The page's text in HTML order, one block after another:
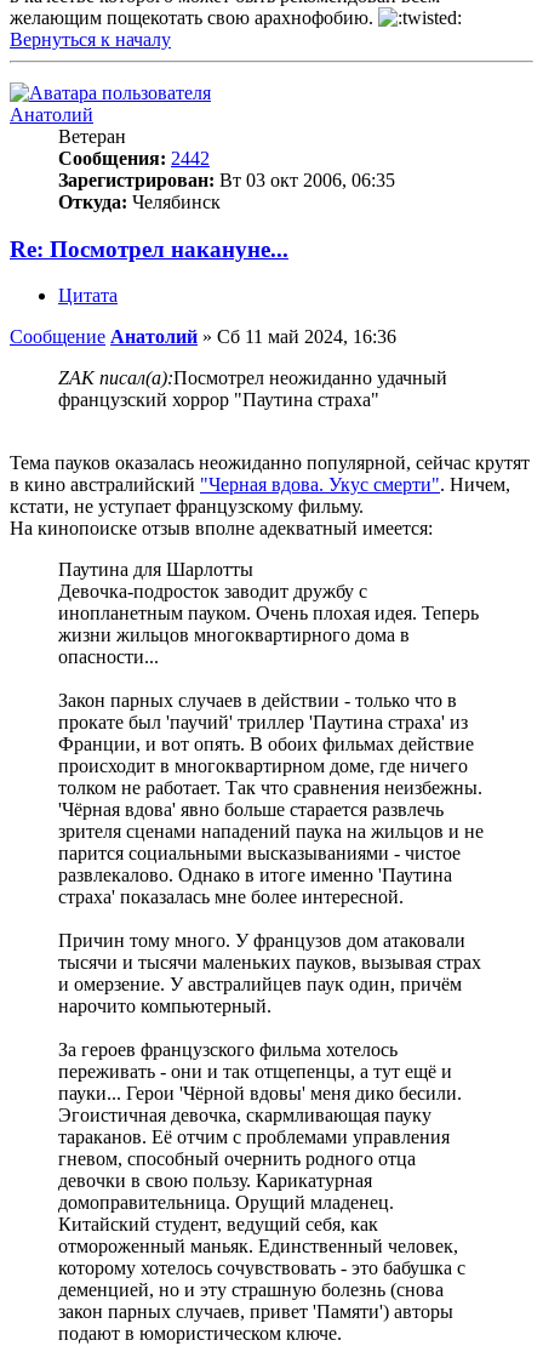
желающим пощекотать свою арахнофобию.
Вернуться к началу
Анатолий
Ветеран
Сообщения: 2442
Зарегистрирован: Вт 03 окт 2006, 06:35
Откуда: Челябинск
Re: Посмотрел накануне...
Цитата
Сообщение Анатолий » Сб 11 май 2024, 16:36
ZAK писал(а):Посмотрел неожиданно удачный
французский хоррор "Паутина страха"
Тема пауков оказалась неожиданно популярной, сейчас крутят
в кино австралийский "Черная вдова. Укус смерти". Ничем,
кстати, не уступает французскому фильму.
На кинопоиске отзыв вполне адекватный имеется:
Паутина для Шарлотты
Девочка-подросток заводит дружбу с
инопланетным пауком. Очень плохая идея. Теперь
жизни жильцов многоквартирного дома в
опасности...
Закон парных случаев в действии - только что в
прокате был 'паучий' триллер 'Паутина страха' из
Франции, и вот опять. В обоих фильмах действие
происходит в многоквартирном доме, где ничего
толком не работает. Так что сравнения неизбежны.
'Чёрная вдова' явно больше старается развлечь
зрителя сценами нападений паука на жильцов и не
парится социальными высказываниями - чистое
развлекалово. Однако в итоге именно 'Паутина
страха' показалась мне более интересной.
Причин тому много. У французов дом атаковали
тысячи и тысячи маленьких пауков, вызывая страх
и омерзение. У австралийцев паук один, причём
нарочито компьютерный.
За героев французского фильма хотелось
переживать - они и так отщепенцы, а тут ещё и
пауки... Герои 'Чёрной вдовы' меня дико бесили.
Эгоистичная девочка, скармливающая пауку
тараканов. Её отчим с проблемами управления
гневом, способный очернить родного отца
девочки в свою пользу. Карикатурная
домоправительница. Орущий младенец.
Китайский студент, ведущий себя, как
отмороженный маньяк. Единственный человек,
которому хотелось сочувствовать - это бабушка с
деменцией, но и эту страшную болезнь (снова
закон парных случаев, привет 'Памяти') авторы
подают в юмористическом ключе.